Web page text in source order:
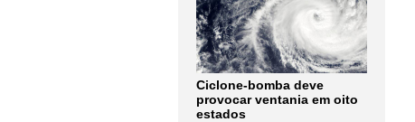
Ciclone-bomba deve
provocar ventania em oito
estados